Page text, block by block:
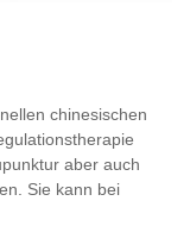
chinesischen
aber auch
Sie kann bei